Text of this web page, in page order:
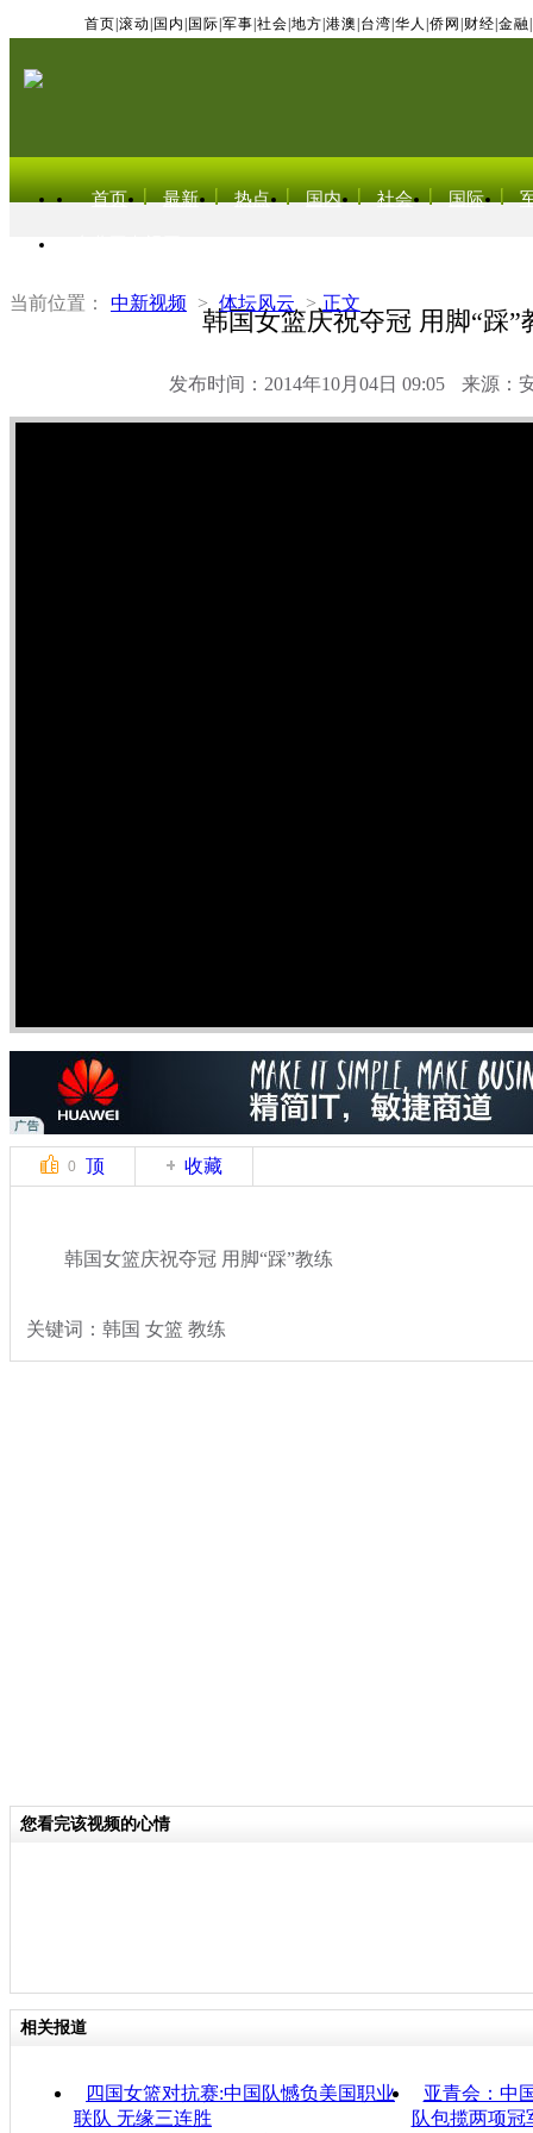
首页 滚动 国内 国际 军事 社会 地方 港澳 台湾 华人 侨网 财经 金融
首页 最新 热点 国内 社会 国际
当前位置： 中新视频 > 体坛风云 > 正文
韩国女篮庆祝夺冠 用脚“踩”
发布时间：2014年10月04日 09:05 来源：
0 顶 收藏
韩国女篮庆祝夺冠 用脚“踩”教练
关键词：韩国 女篮 教练
您看完该视频的心情
相关报道
四国女篮对抗赛:中国队憾负美国职业
联队 无缘三连胜
亚青会：中
队包揽两项冠